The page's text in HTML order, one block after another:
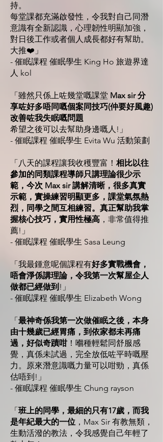
持。
每堂課都充滿啟發性，令我對自己同潛
意識有全新認識，心理韌性明顯加強，
對日後工作或者個人成長都好有幫助。
大推❤️」
- 催眠課程 催眠學生 King Ho 旅遊界達
人 kol
「雖然只係上咗幾堂嘅課堂 Max sir 分
享咗好多唔同嘅個案同技巧(仲要好風趣)
改善咗我失眠嘅問題
希望之後可以去幫助身邊嘅人!」
- 催眠課程 催眠學生 Evita Wu 活動策劃
「八天的課程讓我收穫豐富！ 相比以往
參加的同類課程導師只講理論很少示
範，今次 Max sir 講解清晰，很多真實
示範，實操練習明顯更多，課堂氣氛熱
烈，同學之間互相練習。真正幫助我掌
握核心技巧，實用性極高 ，非常值得推
薦!」
- 催眠課程 催眠學生 Sasa Leung
「我最鍾意呢個課程有好多實戰機會，
唔會淨係講理論，令我第一次幫屋企人
做都已經做到 !」
- 催眠課程 催眠學生 Elizabeth Wong
「最神奇係我第一次做催眠之後，本身
由十幾歲已經胃痛，到依家都未再痛
過，好似奇蹟咁！嗰種輕鬆同舒服感
覺，真係未試過，完全放低咗平時嘅壓
力。原來潛意識嘅力量可以咁勁，真係
估唔到!」
- 催眠課程 催眠學生 Chung rayson
「班上的同學，最細的只有17歲，而我
是年紀最大的一位 ，Max Sir 有教無類，
生動活潑的教法，令我感覺自己年輕了